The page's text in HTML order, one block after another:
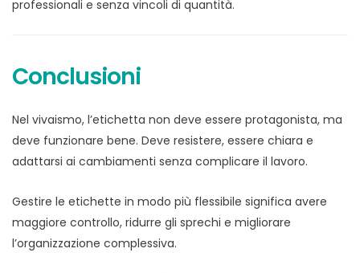
professionali e senza vincoli di quantità.
Conclusioni
Nel vivaismo, l’etichetta non deve essere protagonista, ma
deve funzionare bene. Deve resistere, essere chiara e
adattarsi ai cambiamenti senza complicare il lavoro.
Gestire le etichette in modo più flessibile significa avere
maggiore controllo, ridurre gli sprechi e migliorare
l’organizzazione complessiva.